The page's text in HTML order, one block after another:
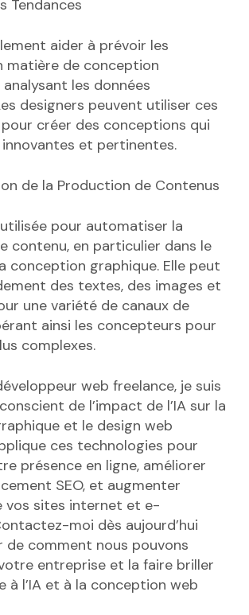
Tendances
aider à prévoir les
matière de conception
les données
designers peuvent utiliser ces
créer des conceptions qui
et pertinentes.
de la Production de Contenus
utilisée pour automatiser la
contenu, en particulier dans le
conception graphique. Elle peut
des textes, des images et
une variété de canaux de
ainsi les concepteurs pour
complexes.
web freelance, je suis
de l’impact de l’IA sur la
et le design web
ces technologies pour
présence en ligne, améliorer
SEO, et augmenter
vos sites internet et e-
moi dès aujourd’hui
de comment nous pouvons
entreprise et la faire briller
à l’IA et à la conception web